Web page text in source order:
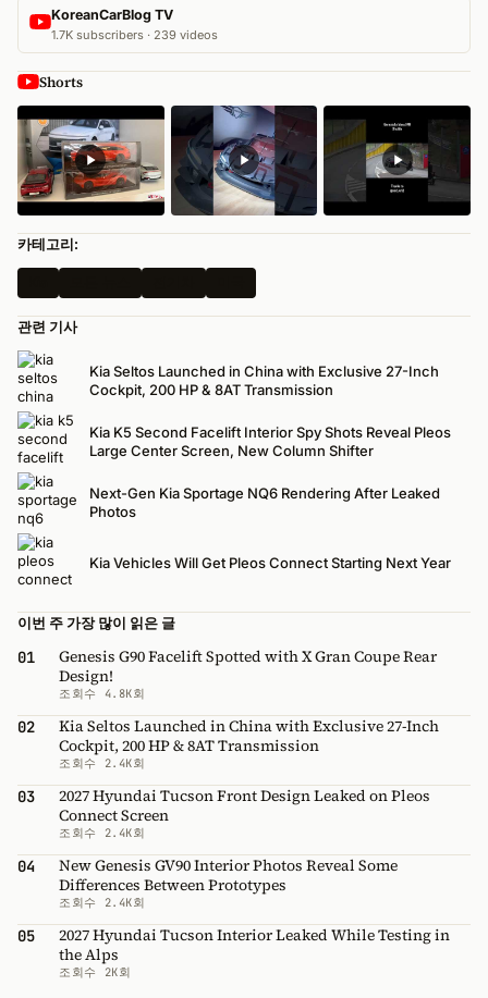
KoreanCarBlog TV
1.7K subscribers · 239 videos
Shorts
카테고리:
관련 기사
Kia Seltos Launched in China with Exclusive 27-Inch
Cockpit, 200 HP & 8AT Transmission
Kia K5 Second Facelift Interior Spy Shots Reveal Pleos
Large Center Screen, New Column Shifter
Next-Gen Kia Sportage NQ6 Rendering After Leaked
Photos
Kia Vehicles Will Get Pleos Connect Starting Next Year
이번 주 가장 많이 읽은 글
01
Genesis G90 Facelift Spotted with X Gran Coupe Rear
Design!
조회수 4.8K회
02
Kia Seltos Launched in China with Exclusive 27-Inch
Cockpit, 200 HP & 8AT Transmission
조회수 2.4K회
03
2027 Hyundai Tucson Front Design Leaked on Pleos
Connect Screen
조회수 2.4K회
04
New Genesis GV90 Interior Photos Reveal Some
Differences Between Prototypes
조회수 2.4K회
05
2027 Hyundai Tucson Interior Leaked While Testing in
the Alps
조회수 2K회